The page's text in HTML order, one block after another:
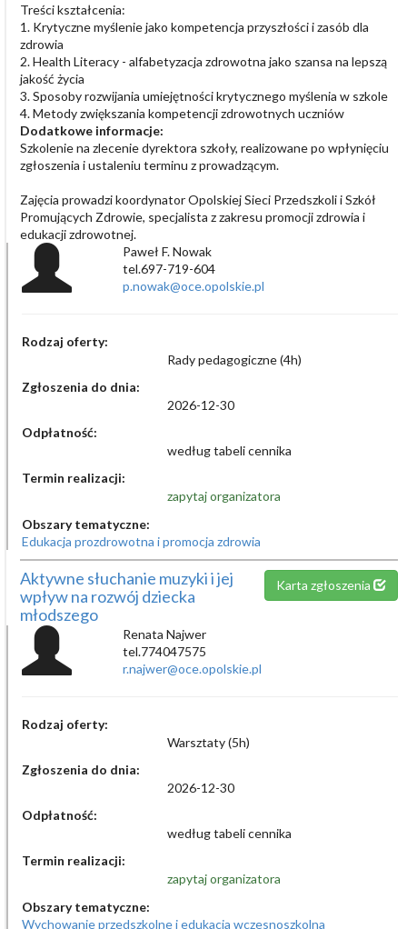
Treści kształcenia:
1. Krytyczne myślenie jako kompetencja przyszłości i zasób dla
zdrowia
2. Health Literacy - alfabetyzacja zdrowotna jako szansa na lepszą
jakość życia
3. Sposoby rozwijania umiejętności krytycznego myślenia w szkole
4. Metody zwiększania kompetencji zdrowotnych uczniów
Dodatkowe informacje:
Szkolenie na zlecenie dyrektora szkoły, realizowane po wpłynięciu
zgłoszenia i ustaleniu terminu z prowadzącym.
Zajęcia prowadzi koordynator Opolskiej Sieci Przedszkoli i Szkół
Promujących Zdrowie, specjalista z zakresu promocji zdrowia i
edukacji zdrowotnej.
Paweł F. Nowak
tel.697-719-604
p.nowak@oce.opolskie.pl
Rodzaj oferty:
Rady pedagogiczne (4h)
Zgłoszenia do dnia:
2026-12-30
Odpłatność:
według tabeli cennika
Termin realizacji:
zapytaj organizatora
Obszary tematyczne:
Edukacja prozdrowotna i promocja zdrowia
Aktywne słuchanie muzyki i jej
wpływ na rozwój dziecka
młodszego
Karta zgłoszenia
Renata Najwer
tel.774047575
r.najwer@oce.opolskie.pl
Rodzaj oferty:
Warsztaty (5h)
Zgłoszenia do dnia:
2026-12-30
Odpłatność:
według tabeli cennika
Termin realizacji:
zapytaj organizatora
Obszary tematyczne:
Wychowanie przedszkolne i edukacja wczesnoszkolna